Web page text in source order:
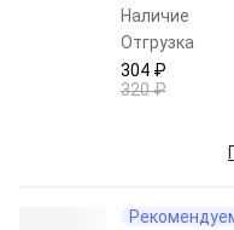
Наличие
Отгрузка
304 ₽
320 ₽